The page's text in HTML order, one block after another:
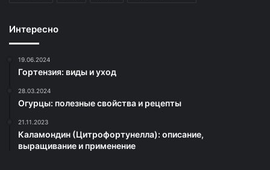
Интересно
19.06.2024
Гортензия: виды и уход
28.03.2024
Огурцы: полезные свойства и рецепты
21.11.2023
Каламондин (Цитрофортунелла): описание,
выращивание и применение